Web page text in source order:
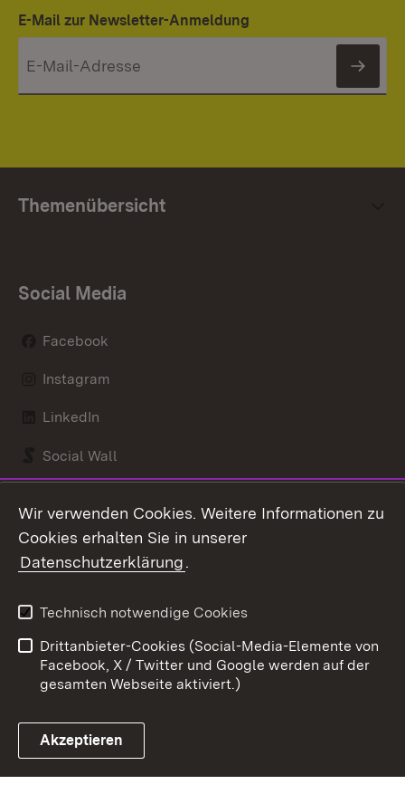
E-Mail zur Newsletter-Anmeldung
Themenübersicht
Social Media
Facebook
Instagram
LinkedIn
Social Wall
Link zum Landesportal
Kontakt
Barrierefreiheit
Impressum
Cookies
Wir verwenden Cookies. Weitere Informationen zu
Cookies erhalten Sie in unserer
Datenschutzerklärung.
Technisch notwendige Cookies
Drittanbieter-Cookies (Social-Media-Elemente von
Facebook, X / Twitter und Google werden auf der
gesamten Webseite aktiviert.)
Akzeptieren